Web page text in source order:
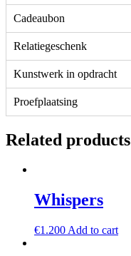
Cadeaubon
Relatiegeschenk
Kunstwerk in opdracht
Proefplaatsing
Related products
Whispers
€1.200 Add to cart